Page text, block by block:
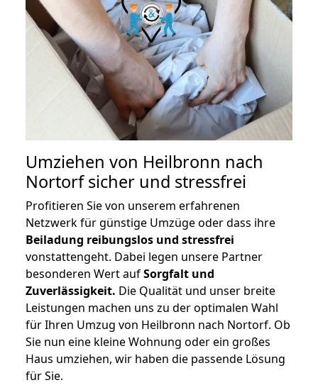
Umziehen von Heilbronn nach
Nortorfsicher und stressfrei
Profitieren Sie von unserem erfahrenen
Netzwerk für günstige Umzüge oder dass ihre
Beiladung reibungslos und stressfrei
vonstattengeht. Dabei legen unsere Partner
besonderen Wert aufSorgfalt und
Zuverlässigkeit. Die Qualität und unser breite
Leistungen machen uns zu der optimalen Wahl
für Ihren Umzug von Heilbronn nach Nortorf. Ob
Sie nun eine kleine Wohnung oder ein großes
Haus umziehen, wir haben die passende Lösung
für Sie.